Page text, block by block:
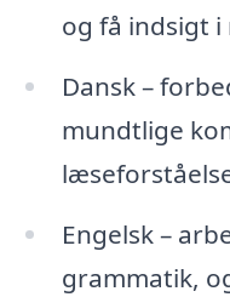
og få indsigt
Dansk –
mundtlige
Engelsk –
grammatik,